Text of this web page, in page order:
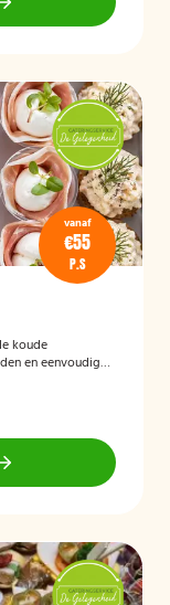
vanaf
€55
P.S
koude
en eenvoudig